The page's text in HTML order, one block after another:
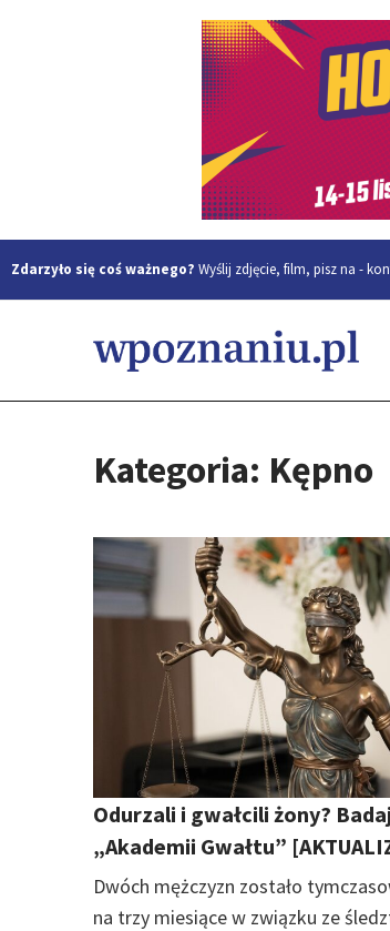
Zdarzyło się coś ważnego? Wyślij zdjęcie, film, pisz na -
Kategoria: Kępno
Odurzali i gwałcili żony?
„Akademii Gwałtu”
Dwóch mężczyzn zostało
na trzy miesiące w związku ze